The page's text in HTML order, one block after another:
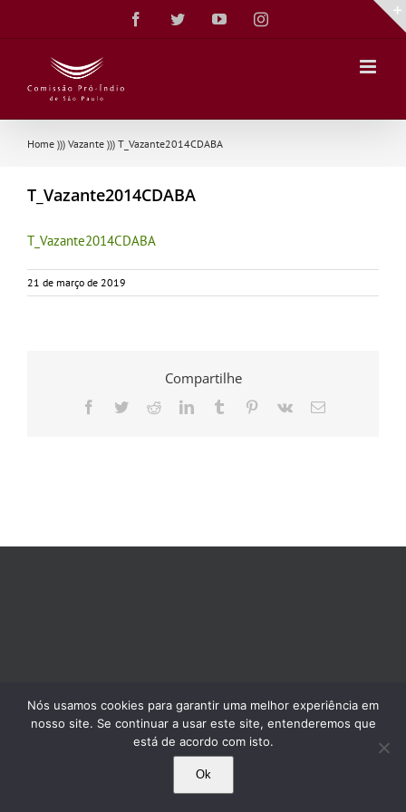
conteúdo
FacebookTwitterYouTubeInstagram
Home ))) Vazante ))) T_Vazante2014CDABA
T_Vazante2014CDABA
T_Vazante2014CDABA
21 de março de 2019
Compartilhe
Facebook
TwitterRedditLinkedInTumblr Pinterest
Vk
E-
© 1995-2025 Comissão Pró-Índio de São Paulo. Todos os direitos reservados.
Nós usamos cookies para garantir uma melhor experiência em
nosso site. Se continuar a usar este site, entenderemos que
está de acordo com isto.
Ok